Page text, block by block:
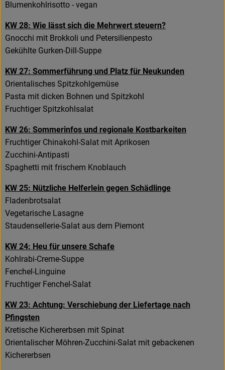
Blumenkohlrisotto - vegan
KW 28: Wie lässt sich die Mehrwert steuern?
Gnocchi mit Brokkoli und Petersilienpesto
Gekühlte Gurken-Dill-Suppe
KW 27: Sommerführung und Platz für Neukunden
Orientalisches Spitzkohlgemüse
Pasta mit dicken Bohnen und Spitzkohl
Fruchtiger Spitzkohlsalat
KW 26: Sommerinfos und regionale Kostbarkeiten
Fruchtiger Chinakohl-Salat mit Aprikosen
Zucchini-Antipasti
Spaghetti mit frischem Knoblauch
KW 25: Nützliche Helferlein gegen Schädlinge
Fladenbrotsalat
Vegetarische Lasagne
Staudensellerie-Salat aus dem Piemont
KW 24: Heu für unsere Schafe
Kohlrabi-Creme-Suppe
Fenchel-Linguine
Fruchtiger Fenchel-Salat
KW 23: Achtung: Verschiebung der Liefertage nach
Pfingsten
Kretische Kichererbsen mit Spinat
Orientalischer Möhren-Zucchini-Salat mit gebackenen
Kichererbsen